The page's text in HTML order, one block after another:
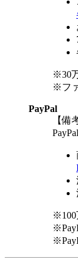
※30
※フ
PayPal
【備
※100